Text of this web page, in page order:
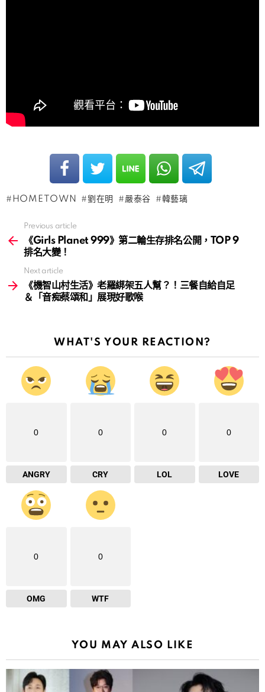
HOMETOWN 劉在明 嚴泰谷 韓藝璃
more
Previous article
《Girls Planet 999》第二輪生存排名公開，TOP 9
排名大變！
Next article
《機智山村生活》老羅綁架五人幫？！三餐自給自足
＆「音痴蔡頌和」展現好歌喉
WHAT'S YOUR REACTION?
0
ANGRY
0
CRY
0
LOL
0
LOVE
0
OMG
0
WTF
YOU MAY ALSO LIKE